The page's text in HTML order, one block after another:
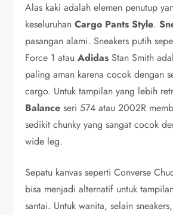
Alas kaki adalah elemen penutup
keseluruhanCargo Pants Style.
pasangan alami. Sneakers putih
Force 1 atauAdidas Stan Smith
paling aman karena cocok dengan
cargo. Untuk tampilan yang lebih
Balance seri 574 atau 2002R
sedikit chunky yang sangat cocok
wide leg.
Sepatu kanvas seperti Converse
bisa menjadi alternatif untuk
santai. Untuk wanita, selain